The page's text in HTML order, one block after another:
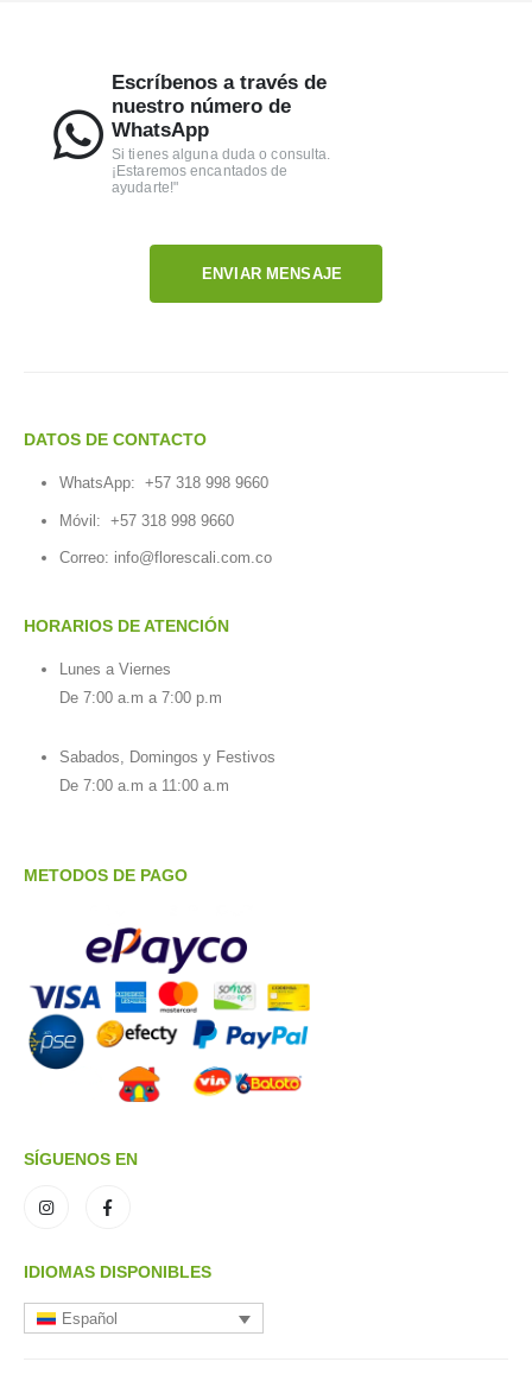
Escríbenos a través de
nuestro número de
WhatsApp
Si tienes alguna duda o consulta.
¡Estaremos encantados de
ayudarte!"
ENVIAR MENSAJE
DATOS DE CONTACTO
WhatsApp: +57 318 998 9660
Móvil: +57 318 998 9660
Correo: info@florescali.com.co
HORARIOS DE ATENCIÓN
Lunes a Viernes
De 7:00 a.m a 7:00 p.m
Sabados, Domingos y Festivos
De 7:00 a.m a 11:00 a.m
METODOS DE PAGO
SÍGUENOS EN
IDIOMAS DISPONIBLES
Español